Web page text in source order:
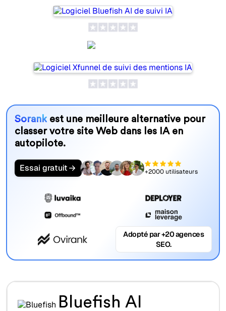
Sorankest une meilleure alternative pour
classer votre site Web dans les IA en
autopilote.
Essai gratuit +2000 utilisateurs
Adopté par +20 agences
SEO.
Bluefish AI